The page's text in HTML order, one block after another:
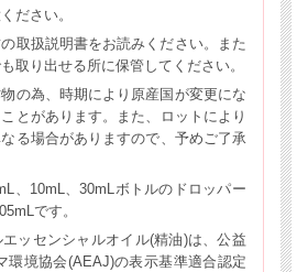
ださい。
取扱説明書をお読みください。また
取り出せる所に保管してください。
の為、時期により原産国が変更にな
とがあります。また、ロットにより
る場合がありますので、予めご了承
、10mL、30mLボトルのドロッパー
です。
ッセンシャルオイル(精油)は、公益
環境協会(AEAJ)の表示基準適合認定